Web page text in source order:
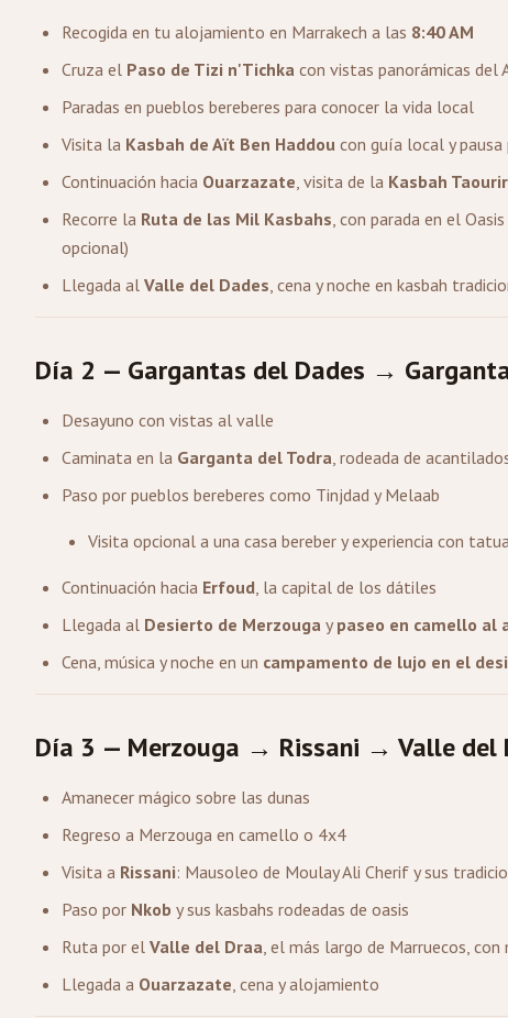
Recogida en tu alojamiento en Marrakech a las 8:40 AM
Cruza el Paso de Tizi n'Tichka con vistas panorámicas del
Paradas en pueblos bereberes para conocer la vida local
Visita la Kasbah de Aït Ben Haddou con guía local y
Continuación hacia Ouarzazate, visita de la Kasbah
Recorre la Ruta de las Mil Kasbahs, con parada en el
opcional)
Llegada al Valle del Dades, cena y noche en kasbah
Día 2 — Gargantas del Dades →
Desayuno con vistas al valle
Caminata en la Garganta del Todra, rodeada de
Paso por pueblos bereberes como Tinjdad y Melaab
Visita opcional a una casa bereber y experiencia con
Continuación hacia Erfoud, la capital de los dátiles
Llegada al Desierto de Merzouga y paseo en camello al
Cena, música y noche en un campamento de lujo en el
Día 3 — Merzouga → Rissani → Valle del
Amanecer mágico sobre las dunas
Regreso a Merzouga en camello o 4x4
Visita a Rissani: Mausoleo de Moulay Ali Cherif y sus
Paso por Nkob y sus kasbahs rodeadas de oasis
Ruta por el Valle del Draa, el más largo de Marruecos,
Llegada a Ouarzazate, cena y alojamiento